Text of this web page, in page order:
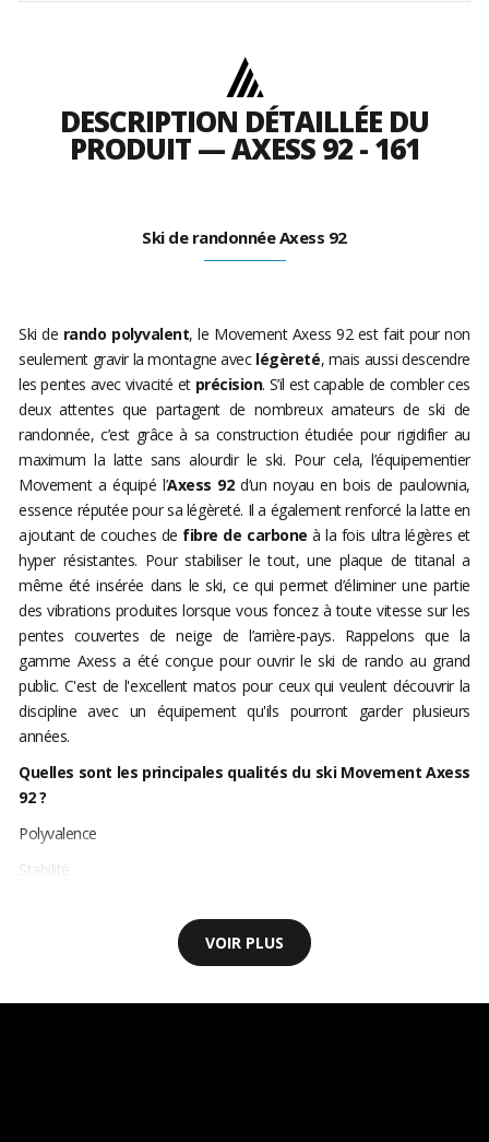
DESCRIPTION DÉTAILLÉE DU
PRODUIT — AXESS 92 - 161
Ski de randonnée Axess 92
Ski de rando polyvalent, le Movement Axess 92 est fait pour non
seulement gravir la montagne avec légèreté, mais aussi descendre
les pentes avec vivacité et précision. S’il est capable de combler ces
deux attentes que partagent de nombreux amateurs de ski de
randonnée, c’est grâce à sa construction étudiée pour rigidifier au
maximum la latte sans alourdir le ski. Pour cela, l’équipementier
Movement a équipé l’Axess 92d’un noyau en bois de paulownia,
essence réputée pour sa légèreté. Il a également renforcé la latte en
ajoutant de couches de fibre de carbone à la fois ultra légères et
hyper résistantes. Pour stabiliser le tout, une plaque de titanal a
même été insérée dans le ski, ce qui permet d’éliminer une partie
des vibrations produites lorsque vous foncez à toute vitesse sur les
pentes couvertes de neige de l’arrière-pays. Rappelons que la
gamme Axess a été conçue pour ouvrir le ski de rando au grand
public. C'est de l'excellent matos pour ceux qui veulent découvrir la
discipline avec un équipement qu'ils pourront garder plusieurs
années.
Quelles sont les principales qualités du ski Movement Axess
92 ?
Polyvalence
Stabilité
VOIR PLUS